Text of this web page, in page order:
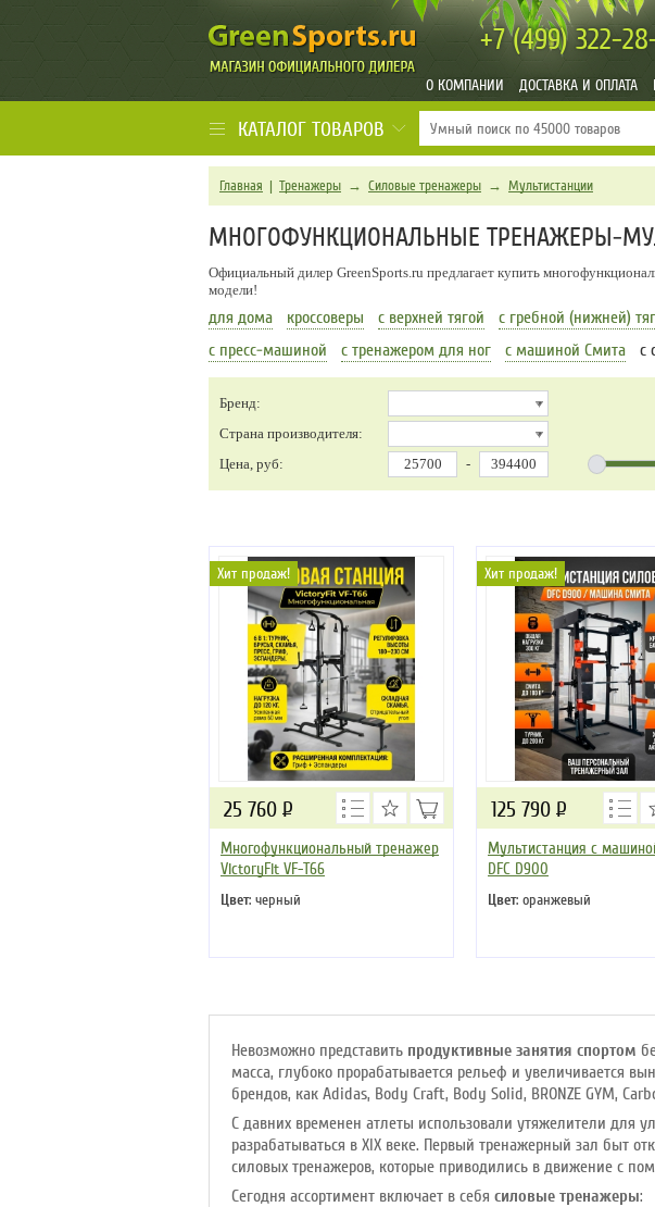
+7 (499)322-
О КОМПАНИИ ДОСТАВКА И ОПЛАТА
КАТАЛОГ ТОВАРОВ
Главная | Тренажеры → Силовые тренажеры → Мультистанции
МНОГОФУНКЦИОНАЛЬНЫЕ ТРЕНАЖЕРЫ-
Официальный дилер GreenSports.ru предлагает купить
модели!
для дома кроссоверы с верхней тягой с гребной (нижней)
с пресс-машиной
с тренажером для ног с машиной Смита с
Бренд:
Страна производителя:
Цена, руб:
-
Хит продаж!
Многофункциональный тренажер
VictoryFit VF-T66
Цвет: черный
25 760 Р
Хит продаж!
Мультистанция с
DFC D900
Цвет: оранжевый
125 790 Р
Невозможно представить продуктивные занятия спортом
масса, глубоко прорабатывается рельеф и увеличивается
брендов, как Adidas, Body Craft, Body Solid, BRONZE GYM,
С давних временен атлеты использовали утяжелители для
разрабатываться в XIX веке. Первый тренажерный зал быт
силовых тренажеров, которые приводились в движение с
Сегодня ассортимент включает в себя силовые тренажеры: